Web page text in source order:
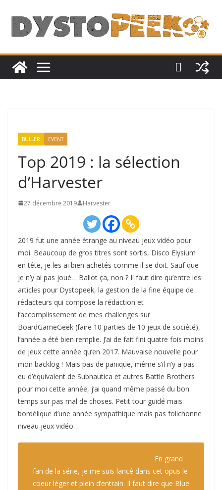
contenu
BULLER EVENT
Top 2019 : la sélection
d’Harvester
27 décembre 2019 Harvester
2019 fut une année étrange au niveau jeux vidéo pour
moi. Beaucoup de gros titres sont sortis, Disco Elysium
en tête, je les ai bien achetés comme il se doit. Sauf que
je n’y ai pas joué… Ballot ça, non ? Il faut dire qu’entre les
articles pour Dystopeek, la gestion de la fine équipe de
rédacteurs qui compose la rédaction et
l’accomplissement de mes challenges sur
BoardGameGeek (faire 10 parties de 10 jeux de société),
l’année a été bien remplie. J’ai de fait fini quatre fois moins
de jeux cette année qu’en 2017. Mauvaise nouvelle pour
mon backlog ! Mais pas de panique, même s’il n’y a pas
eu d’équivalent de Subnautica et autres Battle Brothers
pour moi cette année, j’ai quand même passé du bon
temps sur pas mal de choses. Petit tour guidé mais
bordélique d’une année sympathique mais pas folichonne
niveau jeux vidéo…
En grand
fan de la série, je me suis lancé dans cet opus le
coeur léger et plein d’entrain. Il faut dire que Blue